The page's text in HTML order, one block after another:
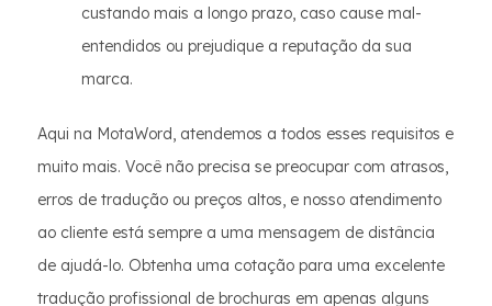
custando mais a longo prazo, caso cause mal-
entendidos ou prejudique a reputação da sua
marca.
Aqui na MotaWord, atendemos a todos esses requisitos e
muito mais. Você não precisa se preocupar com atrasos,
erros de tradução ou preços altos, e nosso atendimento
ao cliente está sempre a uma mensagem de distância
de ajudá-lo. Obtenha uma cotação para uma excelente
tradução profissional de brochuras em apenas alguns